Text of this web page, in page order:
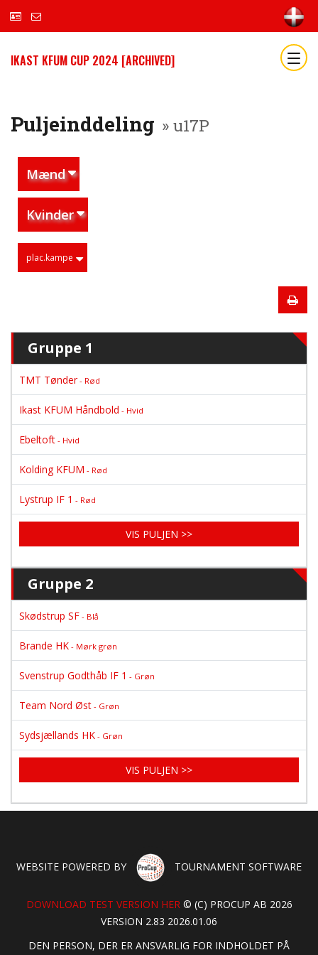
IKAST KFUM CUP 2024 [ARCHIVED]
Puljeinddeling » u17P
Mænd
Kvinder
plac.kampe
Gruppe 1
TMT Tønder- Rød
Ikast KFUM Håndbold - Hvid
Ebeltoft - Hvid
Kolding KFUM - Rød
Lystrup IF 1 - Rød
VIS PULJEN >>
Gruppe 2
Skødstrup SF - Blå
Brande HK - Mørk grøn
Svenstrup Godthåb IF 1 - Grøn
Team Nord Øst - Grøn
Sydsjællands HK - Grøn
VIS PULJEN >>
WEBSITE POWERED BY TOURNAMENT SOFTWARE
DOWNLOAD TEST VERSION HER© (C) PROCUP AB 2026
VERSION 2.83 2026.01.06
DEN PERSON, DER ER ANSVARLIG FOR INDHOLDET PÅ